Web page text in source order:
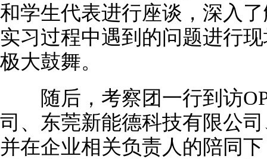
和学生代表进行座谈，深入
实习过程中遇到的问题进行
极大鼓舞。
随后，考察团一行到访
司、东莞新能德科技有限公
并在企业相关负责人的陪同